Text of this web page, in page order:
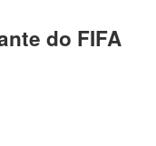
do FIFA